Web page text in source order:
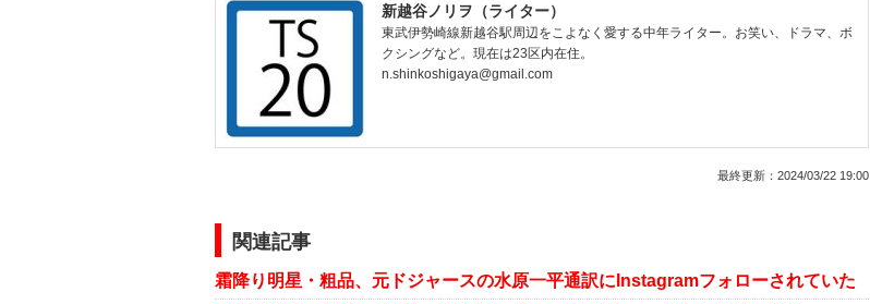
新越谷ノリヲ（ライター）
東武伊勢崎線新越谷駅周辺をこよなく愛する中年ライター。お笑い、ドラマ、ボ
クシングなど。現在は23区内在住。
n.shinkoshigaya@gmail.com
最終更新： 2024/03/22 19:00
関連記事
霜降り明星・粗品、元ドジャースの水原一平通訳にInstagramフォローされていた